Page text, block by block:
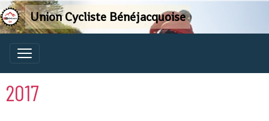
Union Cycliste Bénéjacquoise
2017